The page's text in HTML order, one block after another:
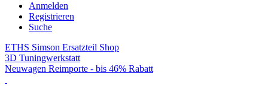
Anmelden
Registrieren
Suche
ETHS Simson Ersatzteil Shop
3D Tuningwerkstatt
Neuwagen Reimporte - bis 46% Rabatt